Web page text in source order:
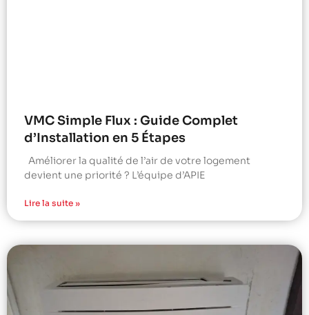
VMC Simple Flux : Guide Complet
d’Installation en 5 Étapes
Améliorer la qualité de l’air de votre logement
devient une priorité ? L’équipe d’APIE
Lire la suite »